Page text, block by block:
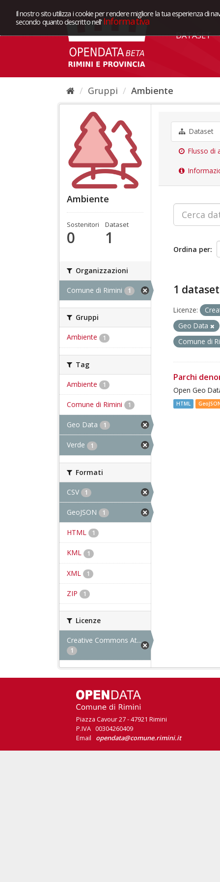
Il nostro sito utilizza i cookie per rendere migliore la tua esperienza di
secondo quanto descritto nell' Informativa
DATASET
Gruppi Ambiente
Ambiente
Sostenitori
0
Dataset
1
Organizzazioni
Comune di Rimini 1
Gruppi
Ambiente 1
Tag
Ambiente 1
Comune di Rimini 1
Geo Data 1
Verde 1
Formati
CSV 1
GeoJSON 1
HTML 1
KML 1
XML 1
ZIP 1
Licenze
Creative Commons At...
1
Dataset
Flusso di
Ordina per
1
Licenze:
Geo Data
Comune di
Parchi
Open Geo
HTML
Piazza Cavour 27 - 47921 Rimini
P.IVA 00304260409
Email opendata@comune.rimini.it